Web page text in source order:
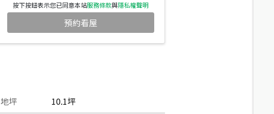
按下按鈕表示您已同意本站服務條款與隱私權聲明
預約看屋
地坪
10.1坪